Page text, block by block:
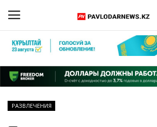
Регистрация
Главная
РАЗВЛЕЧЕНИЯ